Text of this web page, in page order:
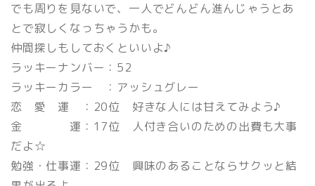
でも周りを見ないで、一人でどんどん進んじゃうとあ
とで寂しくなっちゃうかも。
仲間探しもしておくといいよ♪
ラッキーナンバー：52
ラッキーカラー ：アッシュグレー
恋 愛 運 ：20位 好きな人には甘えてみよう♪
金 運：17位 人付き合いのための出費も大事
だよ☆
勉強・仕事運：29位 興味のあることならサクッと結